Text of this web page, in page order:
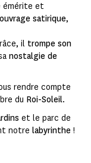
émérite et
ouvrage satirique,
il trompe son
nostalgie de
rendre compte
du Roi-Soleil.
et le parc de
notre labyrinthe !